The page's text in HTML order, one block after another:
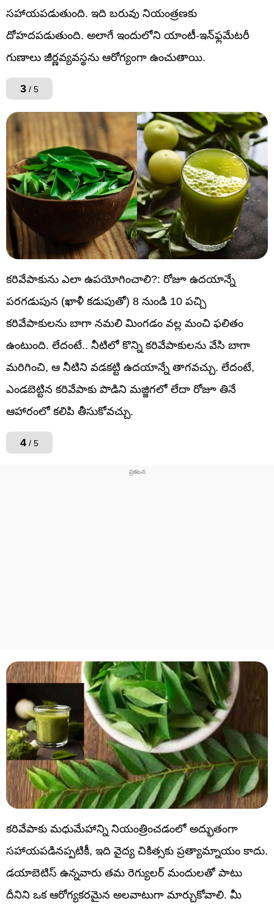
సహాయపడుతుంది. ఇది బరువు నియంత్రణకు
దోహదపడుతుంది. అలాగే ఇందులోని యాంటీ-ఇన్‌ఫ్లమేటరీ
గుణాలు జీర్ణవ్యవస్థను ఆరోగ్యంగా ఉంచుతాయి.
3 / 5
కరివేపాకును ఎలా ఉపయోగించాలి?: రోజూ ఉదయాన్నే
పరగడుపున (ఖాళీ కడుపుతో) 8 నుండి 10 పచ్చి
కరివేపాకులను బాగా నమలి మింగడం వల్ల మంచి ఫలితం
ఉంటుంది. లేదంటే.. నీటిలో కొన్ని కరివేపాకులను వేసి బాగా
మరిగించి, ఆ నీటిని వడకట్టి ఉదయాన్నే తాగవచ్చు. లేదంటే,
ఎండబెట్టిన కరివేపాకు పొడిని మజ్జిగలో లేదా రోజూ తినే
ఆహారంలో కలిపి తీసుకోవచ్చు.
4 / 5
కరివేపాకు మధుమేహాన్ని నియంత్రించడంలో అద్భుతంగా
సహాయపడినప్పటికీ, ఇది వైద్య చికిత్సకు ప్రత్యామ్నాయం కాదు.
డయాబెటిస్ ఉన్నవారు తమ రెగ్యులర్ మందులతో పాటు
దీనిని ఒక ఆరోగ్యకరమైన అలవాటుగా మార్చుకోవాలి. మీ